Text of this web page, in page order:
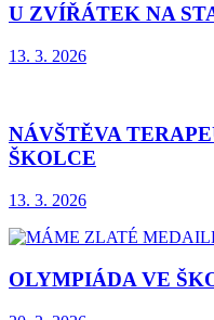
U ZVÍŘÁTEK NA
13. 3. 2026
NÁVŠTĚVA
ŠKOLCE
13. 3. 2026
OLYMPIÁDA VE